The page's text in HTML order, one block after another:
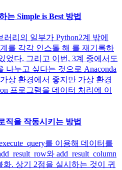
는 Simple is Best 방법
리의 일부가 Python2계 밖에
를 각각 인스톨 해 를 재기록하
었다. 그리고 이번, 3계 중에서도
나누고 싶다는 것으로 Anaconda
상 환경에서 좋지만 가상 환경
프로그램을 데이터 처리에 이
직을 작동시키는 방법
를 이용해 데이터를
와 add_result_column
화. 상기 2점을 실시하는 것이 귀